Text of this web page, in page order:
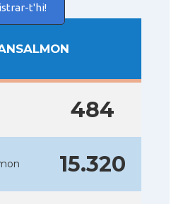
t'hi!
484
15.320